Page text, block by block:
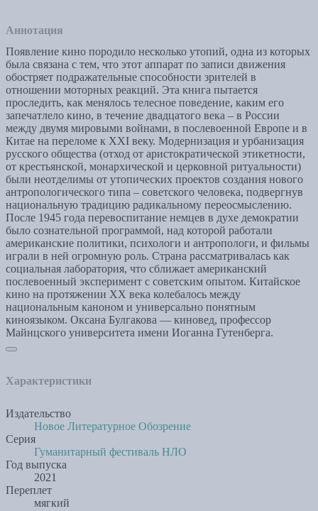
Аннотация
Появление кино породило несколько утопий, одна из которых
была связана с тем, что этот аппарат по записи движения
обостряет подражательные способности зрителей в
отношении моторных реакций. Эта книга пытается
проследить, как менялось телесное поведение, каким его
запечатлело кино, в течение двадцатого века – в России
между двумя мировыми войнами, в послевоенной Европе и в
Китае на переломе к ХХI веку. Модернизация и урбанизация
русского общества (отход от аристократической этикетности,
от крестьянской, монархической и церковной ритуальности)
были неотделимы от утопических проектов создания нового
антропологического типа – советского человека, подвергнув
национальную традицию радикальному переосмыслению.
После 1945 года перевоспитание немцев в духе демократии
было сознательной программой, над которой работали
американские политики, психологи и антропологи, и фильмы
играли в ней огромную роль. Страна рассматривалась как
социальная лаборатория, что сближает американский
послевоенный эксперимент с советским опытом. Китайское
кино на протяжении ХХ века колебалось между
национальным каноном и универсально понятным
киноязыком. Оксана Булгакова — киновед, профессор
Майнцского университета имени Иоганна Гутенберга.
Характеристики
Издательство
Новое Литературное Обозрение
Серия
Гуманитарный фестиваль НЛО
Год выпуска
2021
Переплет
мягкий